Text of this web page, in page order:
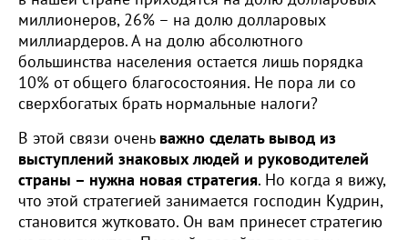
миллионеров, 26% – на долю долларовых
миллиардеров. А на долю абсолютного
большинства населения остается лишь порядка
10% от общего благосостояния. Не пора ли со
сверхбогатых брать нормальные налоги?
В этой связи очень важно сделать вывод из
выступлений знаковых людей и руководителей
страны – нужна новая стратегия. Но когда я вижу,
что этой стратегией занимается господин Кудрин,
становится жутковато. Он вам принесет стратегию